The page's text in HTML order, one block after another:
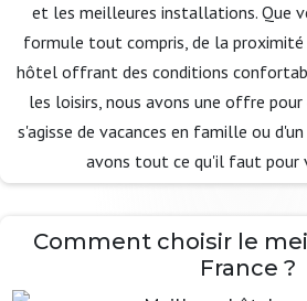
et les meilleures installations. Que
formule tout compris, de la proximité
hôtel offrant des conditions
les loisirs, nous avons une offre pour
s'agisse de vacances en famille ou
avons tout ce qu'il faut pour
Comment choisir le
France ?